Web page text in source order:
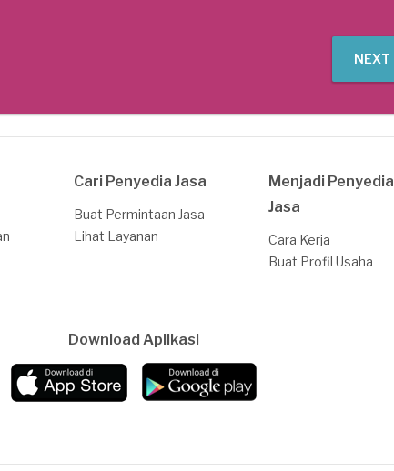
NEXT
Cari Penyedia Jasa
Buat Permintaan Jasa
Lihat Layanan
Menjadi Penyedia
Jasa
Cara Kerja
Buat Profil Usaha
Download Aplikasi